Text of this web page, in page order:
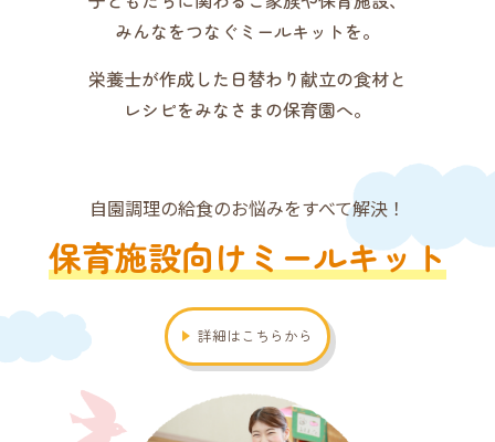
みんなをつなぐミールキットを。
栄養士が作成した日替わり献立の食材と
レシピをみなさまの保育園へ。
自園調理の給食のお悩みをすべて解決！
保育施設向けミールキット
詳細はこちらから